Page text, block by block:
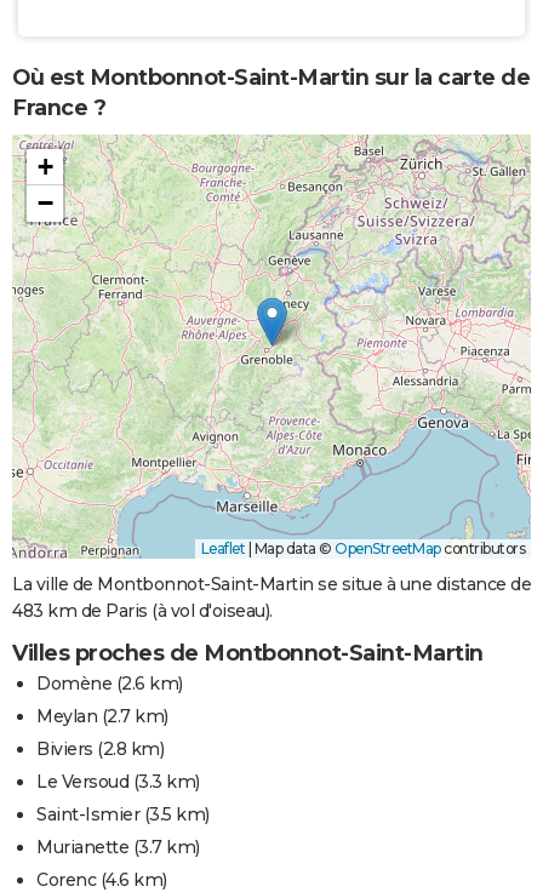
Où est Montbonnot-Saint-Martin sur la carte de
France ?
+
−
Leaflet | Map data © OpenStreetMapcontributors
La ville de Montbonnot-Saint-Martin se situe à une distance de
483 km de Paris (à vol d'oiseau).
Villes proches de Montbonnot-Saint-Martin
Domène (2.6 km)
Meylan (2.7 km)
Biviers (2.8 km)
Le Versoud (3.3 km)
Saint-Ismier(3.5 km)
Murianette (3.7 km)
Corenc(4.6 km)